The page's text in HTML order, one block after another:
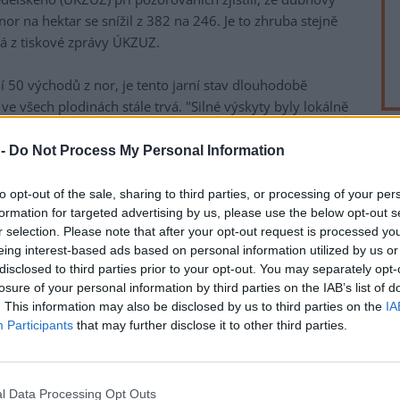
Do Not Process My Personal Information
opt-out of the sale, sharing to third parties, or processing of your
for targeted advertising by us, please use the below opt-out
selection. Please note that after your opt-out request is processed
interest-based ads based on personal information utilized by us
to third parties prior to your opt-out. You may separately
of your personal information by third parties on the IAB’s list of
This information may also be disclosed by us to third parties on the
Participants that may further disclose it to other third parties.
Data Processing Opt Outs
na hektar se snížil z 382 na 246. Je to zhruba stejně
z tiskové zprávy ÚKZUZ.
50 východů z nor, je tento jarní stav dlouhodobě
všech plodinách stále trvá. "Silné výskyty byly lokálně
ÚKZUZ Petra Hrabčáková.
inspektoři v trvalých travních porostech, sadech a v
pohybovaly okolo 344 východů z nor. Průměrný
práh škodlivosti platí do 31. května, od 1. června se
z nor.
3000 východů z nor například ve vojtěšce na
v okrese Praha-západ. Početné populace se objevily
a Kladensku. Hodnoty přesahovaly v průměru
od 1. března vyplývá, že největší počet hlášení se
odstupem následuje Středočeský kraj. Od 1.